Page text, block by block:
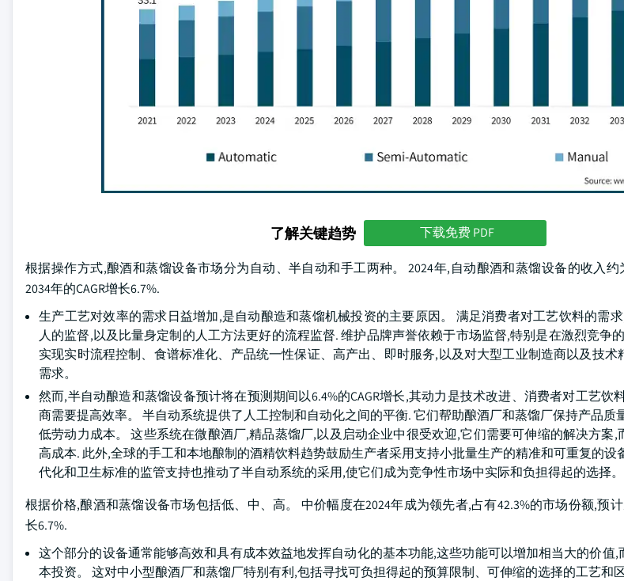
了解关键趋势 下载免费 PDF
根据操作方式,酿酒和蒸馏设备市场分为自动、半自动和手工两种。 2024年,自动酿酒和蒸馏设备的收入约
2034年的CAGR增长6.7%.
生产工艺对效率的需求日益增加,是自动酿造和蒸馏机械投资的主要原因。 满足消费者对工艺饮料的需
人的监督,以及比量身定制的人工方法更好的流程监督. 维护品牌声誉依赖于市场监督,特别是在激烈竞争
实现实时流程控制、食谱标准化、产品统一性保证、高产出、即时服务,以及对大型工业制造商以及技
需求。
然而,半自动酿造和蒸馏设备预计将在预测期间以6.4%的CAGR增长,其动力是技术改进、消费者对工艺饮
商需要提高效率。 半自动系统提供了人工控制和自动化之间的平衡. 它们帮助酿酒厂和蒸馏厂保持产品质
低劳动力成本。 这些系统在微酿酒厂,精品蒸馏厂,以及启动企业中很受欢迎,它们需要可伸缩的解决方案,
高成本. 此外,全球的手工和本地酿制的酒精饮料趋势鼓励生产者采用支持小批量生产的精准和可重复的设
代化和卫生标准的监管支持也推动了半自动系统的采用,使它们成为竞争性市场中实际和负担得起的选择。
根据价格,酿酒和蒸馏设备市场包括低、中、高。 中价幅度在2024年成为领先者,占有42.3%的市场份额,预计
长6.7%.
这个部分的设备通常能够高效和具有成本效益地发挥自动化的基本功能,这些功能可以增加相当大的价值
本投资。 这对中小型酿酒厂和蒸馏厂特别有利,包括寻找可负担得起的预算限制、可伸缩的选择的工艺和